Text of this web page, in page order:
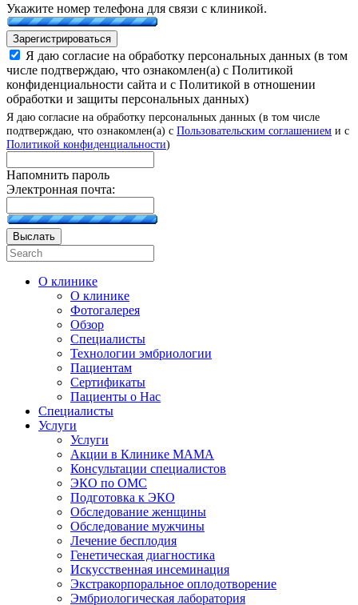
Укажите номер телефона для связи с клиникой.
Зарегистрироваться
Я даю согласие на обработку персональных данных (в том
числе подтверждаю, что ознакомлен(а) с Политикой
конфиденциальности сайта и с Политикой в отношении
обработки и защиты персональных данных)
Я даю согласие на обработку персональных данных (в том числе
подтверждаю, что ознакомлен(а) с Пользовательским соглашением и с
Политикой конфиденциальности)
Напомнить пароль
Электронная почта:
Выслать
О клинике
О клинике
Фотогалерея
Обзор
Специалисты
Технологии эмбриологии
Пациентам
Сертификаты
Пациенты о Нас
Специалисты
Услуги
Услуги
Акции в Клинике МАМА
Консультации специалистов
ЭКО по ОМС
Подготовка к ЭКО
Обследование женщины
Обследование мужчины
Лечение бесплодия
Генетическая диагностика
Искусственная инсеминация
Экстракорпоральное оплодотворение
Эмбриологическая лаборатория